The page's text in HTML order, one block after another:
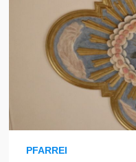
PFARREI